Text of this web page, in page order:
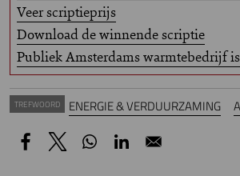
Veer scriptieprijs
Download de winnende scriptie
Publiek Amsterdams warmtebedrijf
TREFWOORD ENERGIE & VERDUURZAMING